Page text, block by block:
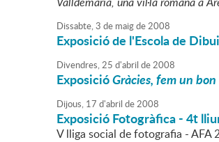
Dissabte,3 de maigde2008
Exposició de l'Escola de
Divendres,25 d'abril de2008
ExposicióGràcies, fem un
Dijous, 17 d'abril de2008
Exposició Fotogràfica - 4t
V lliga social de fotografia - AFA